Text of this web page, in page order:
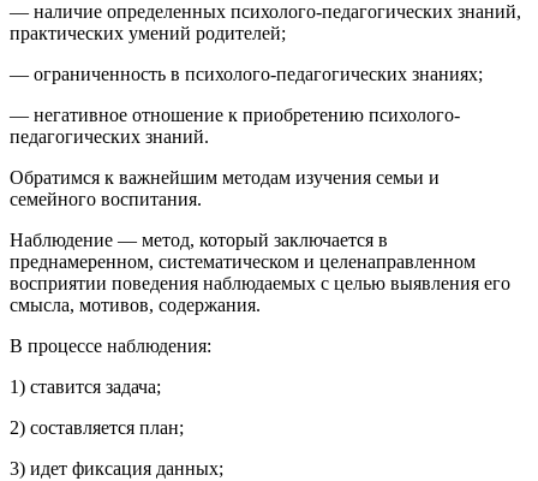
— наличие определенных психолого-педагогических знаний,
практических умений родителей;
— ограниченность в психолого-педагогических знаниях;
— негативное отношение к приобретению психолого-
педагогических знаний.
Обратимся к важнейшим методам изучения семьи и
семейного воспитания.
Наблюдение — метод, который заключается в
преднамеренном, систематическом и целенаправленном
восприятии поведения наблюдаемых с целью выявления его
смысла, мотивов, содержания.
В процессе наблюдения:
1) ставится задача;
2) составляется план;
3) идет фиксация данных;